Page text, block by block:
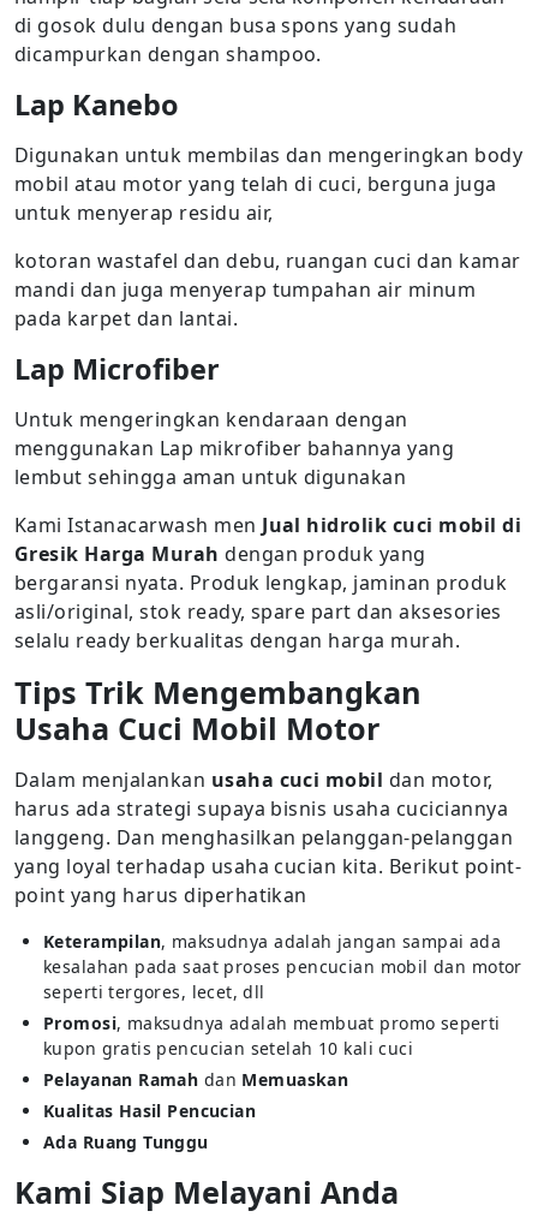
di gosok dulu dengan busa spons yang sudah
dicampurkan dengan shampoo.
Lap Kanebo
Digunakan untuk membilas dan mengeringkan body
mobil atau motor yang telah di cuci, berguna juga
untuk menyerap residu air,
kotoran wastafel dan debu, ruangan cuci dan kamar
mandi dan juga menyerap tumpahan air minum
pada karpet dan lantai.
Lap Microfiber
Untuk mengeringkan kendaraan dengan
menggunakan Lap mikrofiber bahannya yang
lembut sehingga aman untuk digunakan
Kami Istanacarwash men Jual hidrolik cuci mobil di
Gresik Harga Murah dengan produk yang
bergaransi nyata. Produk lengkap, jaminan produk
asli/original, stok ready, spare part dan aksesories
selalu ready berkualitas dengan harga murah.
Tips Trik Mengembangkan
Usaha Cuci Mobil Motor
Dalam menjalankan usaha cuci mobil dan motor,
harus ada strategi supaya bisnis usaha cuciciannya
langgeng. Dan menghasilkan pelanggan-pelanggan
yang loyal terhadap usaha cucian kita. Berikut point-
point yang harus diperhatikan
Keterampilan, maksudnya adalah jangan sampai ada
kesalahan pada saat proses pencucian mobil dan motor
seperti tergores, lecet, dll
Promosi, maksudnya adalah membuat promo seperti
kupon gratis pencucian setelah 10 kali cuci
Pelayanan Ramah dan Memuaskan
Kualitas Hasil Pencucian
Ada Ruang Tunggu
Kami Siap Melayani Anda